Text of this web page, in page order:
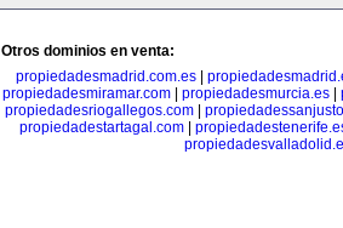
Otros dominios en venta:
propiedadesmadrid.com.es
propiedadesmiramar.com
propiedadesmurcia.es
propiedadesriogallegos.com|
propiedadestartagal.com|